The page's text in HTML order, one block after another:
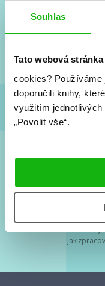
Souhlas
Tato webová
cookies? Používáme
doporučili knihy,
využitím
„Povolit vše“.
Vše kolem
a
Souhlasím s
Tvá e-mailová adresa
jak